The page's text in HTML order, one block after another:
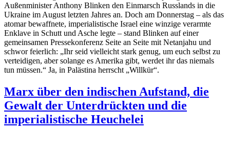
Außenminister Anthony Blinken den Einmarsch Russlands in die
Ukraine im August letzten Jahres an. Doch am Donnerstag – als das
atomar bewaffnete, imperialistische Israel eine winzige verarmte
Enklave in Schutt und Asche legte – stand Blinken auf einer
gemeinsamen Pressekonferenz Seite an Seite mit Netanjahu und
schwor feierlich: „Ihr seid vielleicht stark genug, um euch selbst zu
verteidigen, aber solange es Amerika gibt, werdet ihr das niemals
tun müssen.“ Ja, in Palästina herrscht „Willkür“.
Marx über den indischen Aufstand, die
Gewalt der Unterdrückten und die
imperialistische Heuchelei